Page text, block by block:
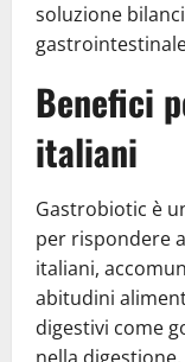
soluzione
Benefici
italiani
Gastrobiotic è
per rispondere
italiani,
abitudini
digestivi come